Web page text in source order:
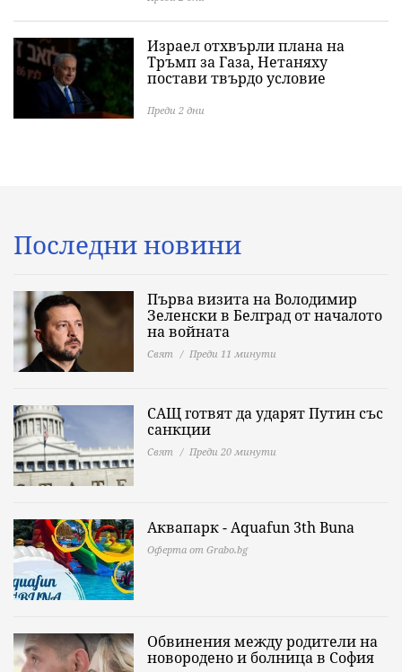
Израел отхвърли плана на
Тръмп за Газа, Нетаняху
постави твърдо условие
Преди 2 дни
Последни новини
Първа визита на Володимир
Зеленски в Белград от началото
на войната
Свят Преди 11 минути
САЩ готвят да ударят Путин със
санкции
Свят Преди 20 минути
Аквапарк - Aquafun 3th Buna
Оферта от Grabo.bg
Обвинения между родители на
новородено и болница в София